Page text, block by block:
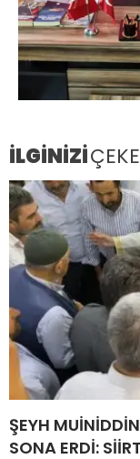
İLGİNİZİ
ŞEYH
SONA ERDİ: